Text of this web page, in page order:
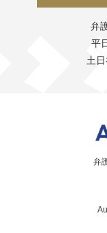
弁
平
土
弁